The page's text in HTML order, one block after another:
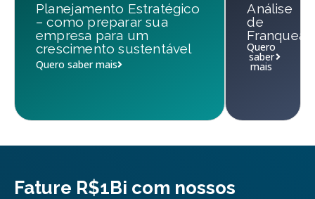
Planejamento Estratégico
– como preparar sua
empresa para um
crescimento sustentável
Quero saber mais
Análise
de
Quero
saber
mais
Fature R$1Bi com nossos